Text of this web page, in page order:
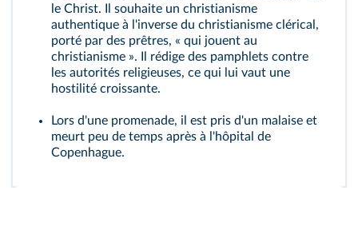
le Christ. Il souhaite un christianisme
authentique à l'inverse du christianisme clérical,
porté par des prêtres, « qui jouent au
christianisme ». Il rédige des pamphlets contre
les autorités religieuses, ce qui lui vaut une
hostilité croissante.
Lors d'une promenade, il est pris d'un malaise et
meurt peu de temps après à l'hôpital de
Copenhague.